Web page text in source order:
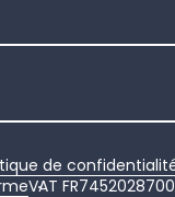
de
VAT